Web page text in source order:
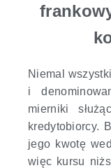
Niemal
i
mierniki
kredytobiorcy.
jego kwotę
więc kursu